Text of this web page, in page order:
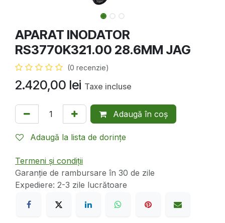
APARAT INODATOR
RS3770K321.00 28.6MM JAG
(0 recenzie)
2.420,00 lei Taxe incluse
Adaugă în coș
Adaugă la lista de dorințe
Termeni și condiții
Garanție de rambursare în 30 de zile
Expediere: 2-3 zile lucrătoare